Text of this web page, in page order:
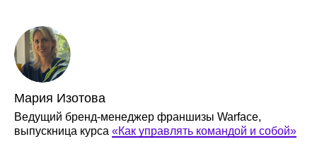
Мария Изотова
Ведущий бренд-менеджер франшизы Warface,
выпускница курса «Как управлять командой и собой»